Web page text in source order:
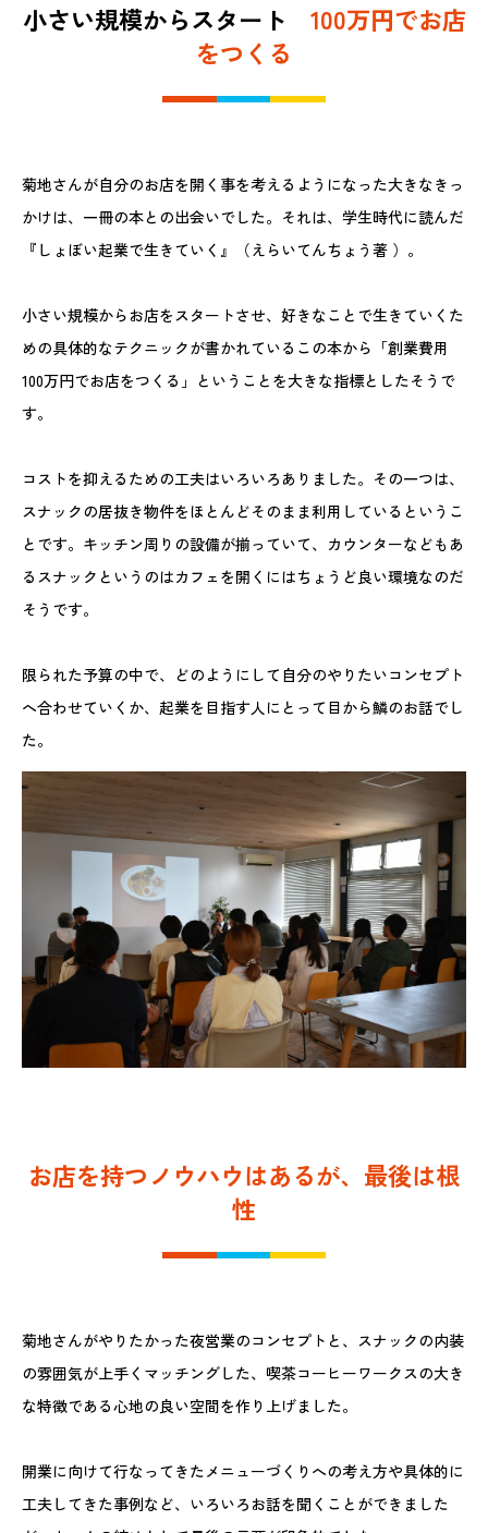
小さい規模からスタート 100万円でお店
をつくる
菊地さんが自分のお店を開く事を考えるようになった大きなきっ
かけは、一冊の本との出会いでした。それは、学生時代に読んだ
『しょぼい起業で生きていく』（えらいてんちょう著 ）。
小さい規模からお店をスタートさせ、好きなことで生きていくた
めの具体的なテクニックが書かれているこの本から「創業費用
100万円でお店をつくる」ということを大きな指標としたそうで
す。
コストを抑えるための工夫はいろいろありました。その一つは、
スナックの居抜き物件をほとんどそのまま利用しているというこ
とです。キッチン周りの設備が揃っていて、カウンターなどもあ
るスナックというのはカフェを開くにはちょうど良い環境なのだ
そうです。
限られた予算の中で、どのようにして自分のやりたいコンセプト
へ合わせていくか、起業を目指す人にとって目から鱗のお話でし
た。
お店を持つノウハウはあるが、最後は根
性
菊地さんがやりたかった夜営業のコンセプトと、スナックの内装
の雰囲気が上手くマッチングした、喫茶コーヒーワークスの大き
な特徴である心地の良い空間を作り上げました。
開業に向けて行なってきたメニューづくりへの考え方や具体的に
工夫してきた事例など、いろいろお話を聞くことができました